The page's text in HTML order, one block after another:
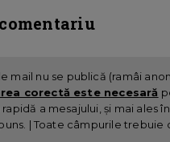
mail nu se publică (ramâi
corectă este necesară
a mesajului, și mai ales
| Toate câmpurile trebuie